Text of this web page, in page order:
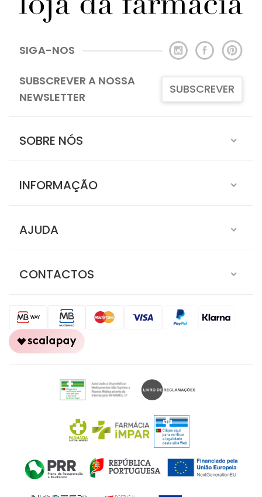
SIGA-NOS
SUBSCREVER A NOSSA
NEWSLETTER
SUBSCREVER
SOBRE NÓS
INFORMAÇÃO
AJUDA
CONTACTOS